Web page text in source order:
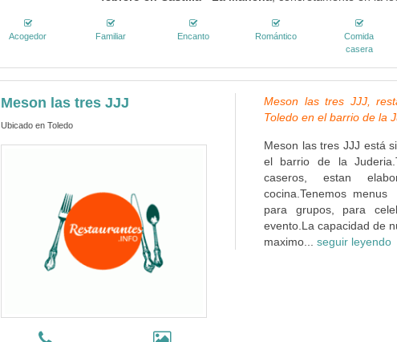
Acogedor Familiar Encanto Romántico
Comida
casera
Meson las tres JJJ
Ubicado en Toledo
Meson las tres JJJ,
Toledo en el barrio de la
Meson las tres JJJ está
el barrio de la
caseros, estan
cocina.Tenemos
para grupos, para
evento.La capacidad de
maximo... seguir leyendo